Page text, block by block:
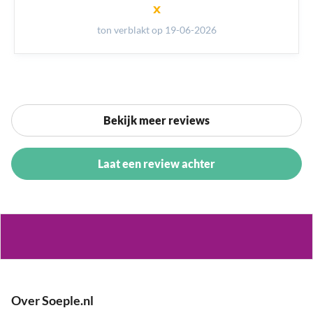
x
ton verblaktop 19-06-2026
Bekijk meer reviews
Laat een review achter
Over Soeple.nl